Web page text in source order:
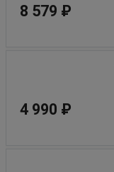
8 579 ₽
4 990 ₽